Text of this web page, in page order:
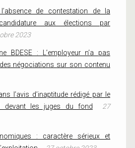
de contestation de la
aux élections par
2023
BDESE : L’employeur n’a pas
des négociations sur son contenu
l’avis d’inaptitude rédigé par le
devant les juges du fond
27
: caractère sérieux et